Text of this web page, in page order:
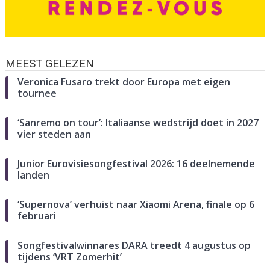
MEEST GELEZEN
Veronica Fusaro trekt door Europa met eigen
tournee
‘Sanremo on tour’: Italiaanse wedstrijd doet in 2027
vier steden aan
Junior Eurovisiesongfestival 2026: 16 deelnemende
landen
‘Supernova’ verhuist naar Xiaomi Arena, finale op 6
februari
Songfestivalwinnares DARA treedt 4 augustus op
tijdens ‘VRT Zomerhit’